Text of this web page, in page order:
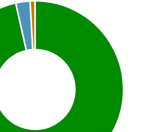
pie chart